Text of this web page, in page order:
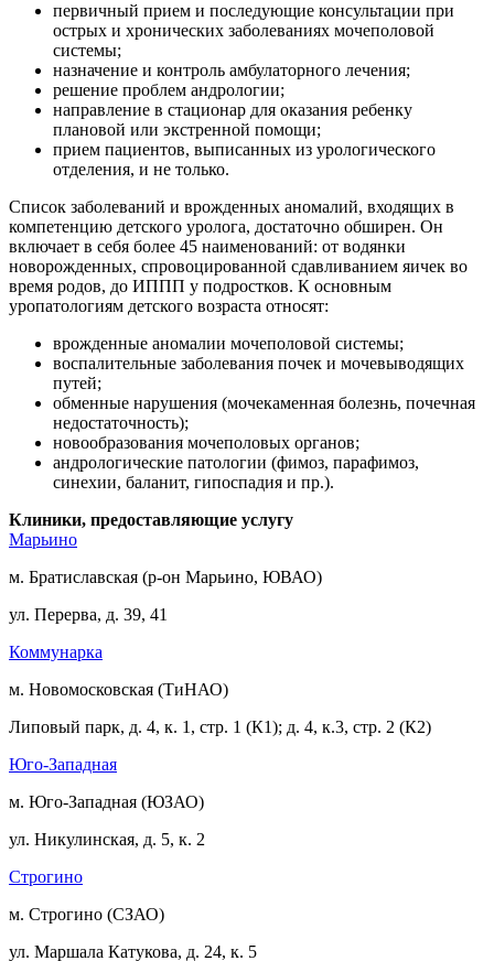
первичный прием и последующие консультации при
острых и хронических заболеваниях мочеполовой
системы;
назначение и контроль амбулаторного лечения;
решение проблем андрологии;
направление в стационар для оказания ребенку
плановой или экстренной помощи;
прием пациентов, выписанных из урологического
отделения, и не только.
Список заболеваний и врожденных аномалий, входящих в
компетенцию детского уролога, достаточно обширен. Он
включает в себя более 45 наименований: от водянки
новорожденных, спровоцированной сдавливанием яичек во
время родов, до ИППП у подростков. К основным
уропатологиям детского возраста относят:
врожденные аномалии мочеполовой системы;
воспалительные заболевания почек и мочевыводящих
путей;
обменные нарушения (мочекаменная болезнь, почечная
недостаточность);
новообразования мочеполовых органов;
андрологические патологии (фимоз, парафимоз,
синехии, баланит, гипоспадия и пр.).
Клиники, предоставляющие услугу
Марьино
м. Братиславская (р-он Марьино, ЮВАО)
ул. Перерва, д. 39, 41
Коммунарка
м. Новомосковская (ТиНАО)
Липовый парк, д. 4, к. 1, стр. 1 (К1); д. 4, к.3, стр. 2 (К2)
Юго-Западная
м. Юго-Западная (ЮЗАО)
ул. Никулинская, д. 5, к. 2
Строгино
м. Строгино (СЗАО)
ул. Маршала Катукова, д. 24, к. 5